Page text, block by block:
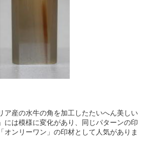
ア産の水牛の角を加工したたいへん美しい
には模様に変化があり、同じパターンの印
オンリーワン」の印材として人気がありま